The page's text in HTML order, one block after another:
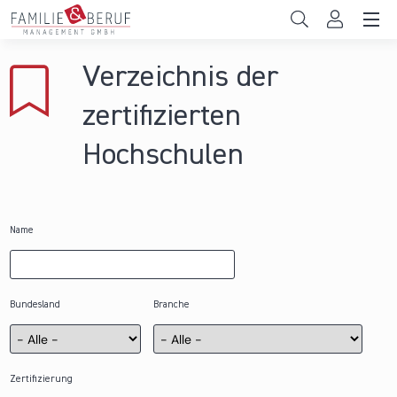
Direkt zum Inhalt
Gemeinden
Hochschulen
Verzeichnis der
zertifizierten
Hochschulen
Name
Bundesland Branche
Zertifizierung